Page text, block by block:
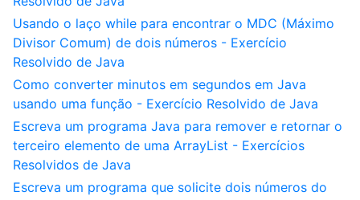
Usando o laço while para encontrar o MDC (Máximo
Divisor Comum) de dois números - Exercício
Resolvido de Java
Como converter minutos em segundos em Java
usando uma função - Exercício Resolvido de Java
Escreva um programa Java para remover e retornar o
terceiro elemento de uma ArrayList - Exercícios
Resolvidos de Java
Escreva um programa que solicite dois números do